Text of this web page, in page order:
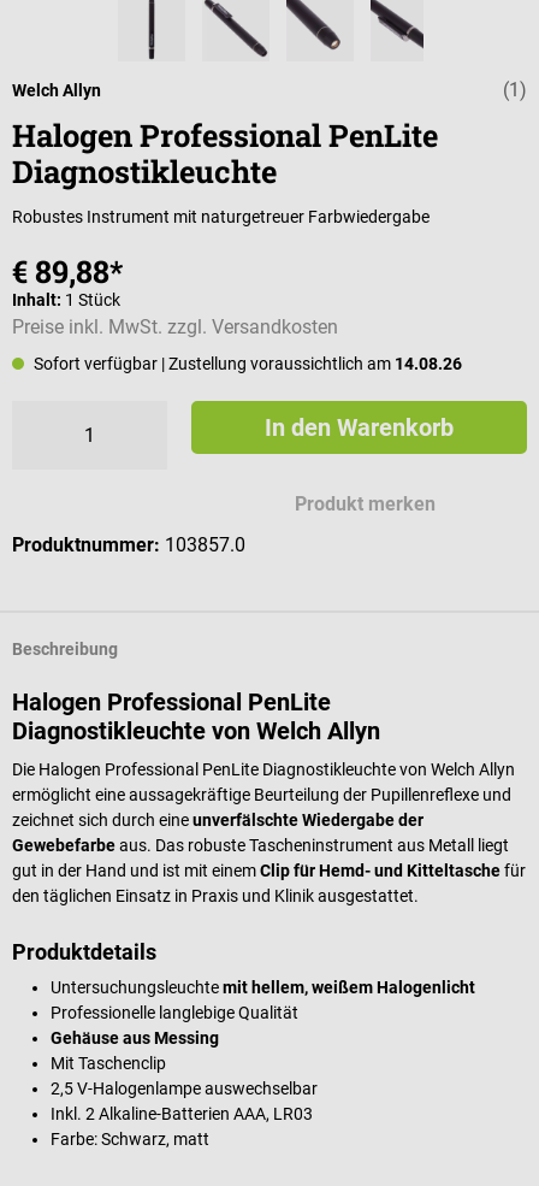
(1)
Welch Allyn
Halogen Professional PenLite
Diagnostikleuchte
Robustes Instrument mit naturgetreuer Farbwiedergabe
€ 89,88*
Inhalt: 1 Stück
Preise inkl. MwSt. zzgl. Versandkosten
Sofort verfügbar | Zustellung voraussichtlich am 14.08.26
In den Warenkorb
Produkt merken
Produktnummer: 103857.0
Beschreibung
Halogen Professional PenLite
Diagnostikleuchte von Welch Allyn
Die Halogen Professional PenLite Diagnostikleuchte von Welch Allyn
ermöglicht eine aussagekräftige Beurteilung der Pupillenreflexe und
zeichnet sich durch eineunverfälschte Wiedergabe der
Gewebefarbeaus. Das robuste Tascheninstrument aus Metall liegt
gut in der Hand und ist mit einemClip für Hemd- und Kitteltaschefür
den täglichen Einsatz in Praxis und Klinik ausgestattet.
Produktdetails
Untersuchungsleuchtemit hellem, weißem Halogenlicht
Professionelle langlebige Qualität
Gehäuse aus Messing
Mit Taschenclip
2,5 V-Halogenlampe auswechselbar
Inkl. 2 Alkaline-Batterien AAA, LR03
Farbe: Schwarz, matt